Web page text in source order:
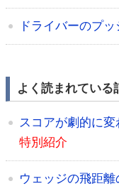
ドライバーのプ
よく読まれている
スコアが劇的に
特別紹介
ウェッジの飛距